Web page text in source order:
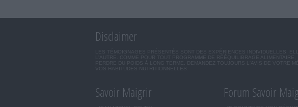
Disclaimer
LES TÉMOIGNAGES PRÉSENTÉS SONT DES EXPÉRIENCES INDIVIDUELLES.
L'AUTRE. COMME POUR TOUT PROGRAMME DE RÉÉQUILIBRAGE
PERDRE DU POIDS À LONG TERME. DEMANDEZ TOUJOURS L'AVIS DE VOTRE
VOS HABITUDES NUTRITIONNELLES.
Savoir Maigrir Forum Savoir